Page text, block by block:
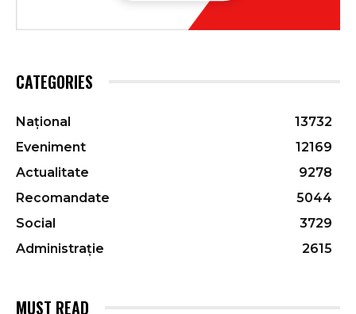
CATEGORIES
Național
13732
Eveniment
12169
Actualitate
9278
Recomandate
5044
Social
3729
Administrație
2615
MUST READ